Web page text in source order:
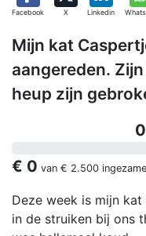
Facebook X Linkedin
Mijn kat
aangereden.
heup zijn
€ 0 van € 2.500
Deze week is mijn
in de struiken bij ons